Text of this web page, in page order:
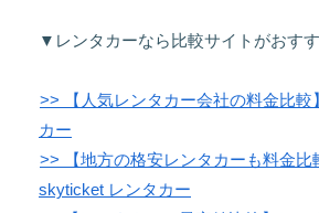
▼レンタカーなら比較サイトがおす
>> 【人気レンタカー会社の料金比較
カー
>> 【地方の格安レンタカーも料金比
skyticket レンタカー